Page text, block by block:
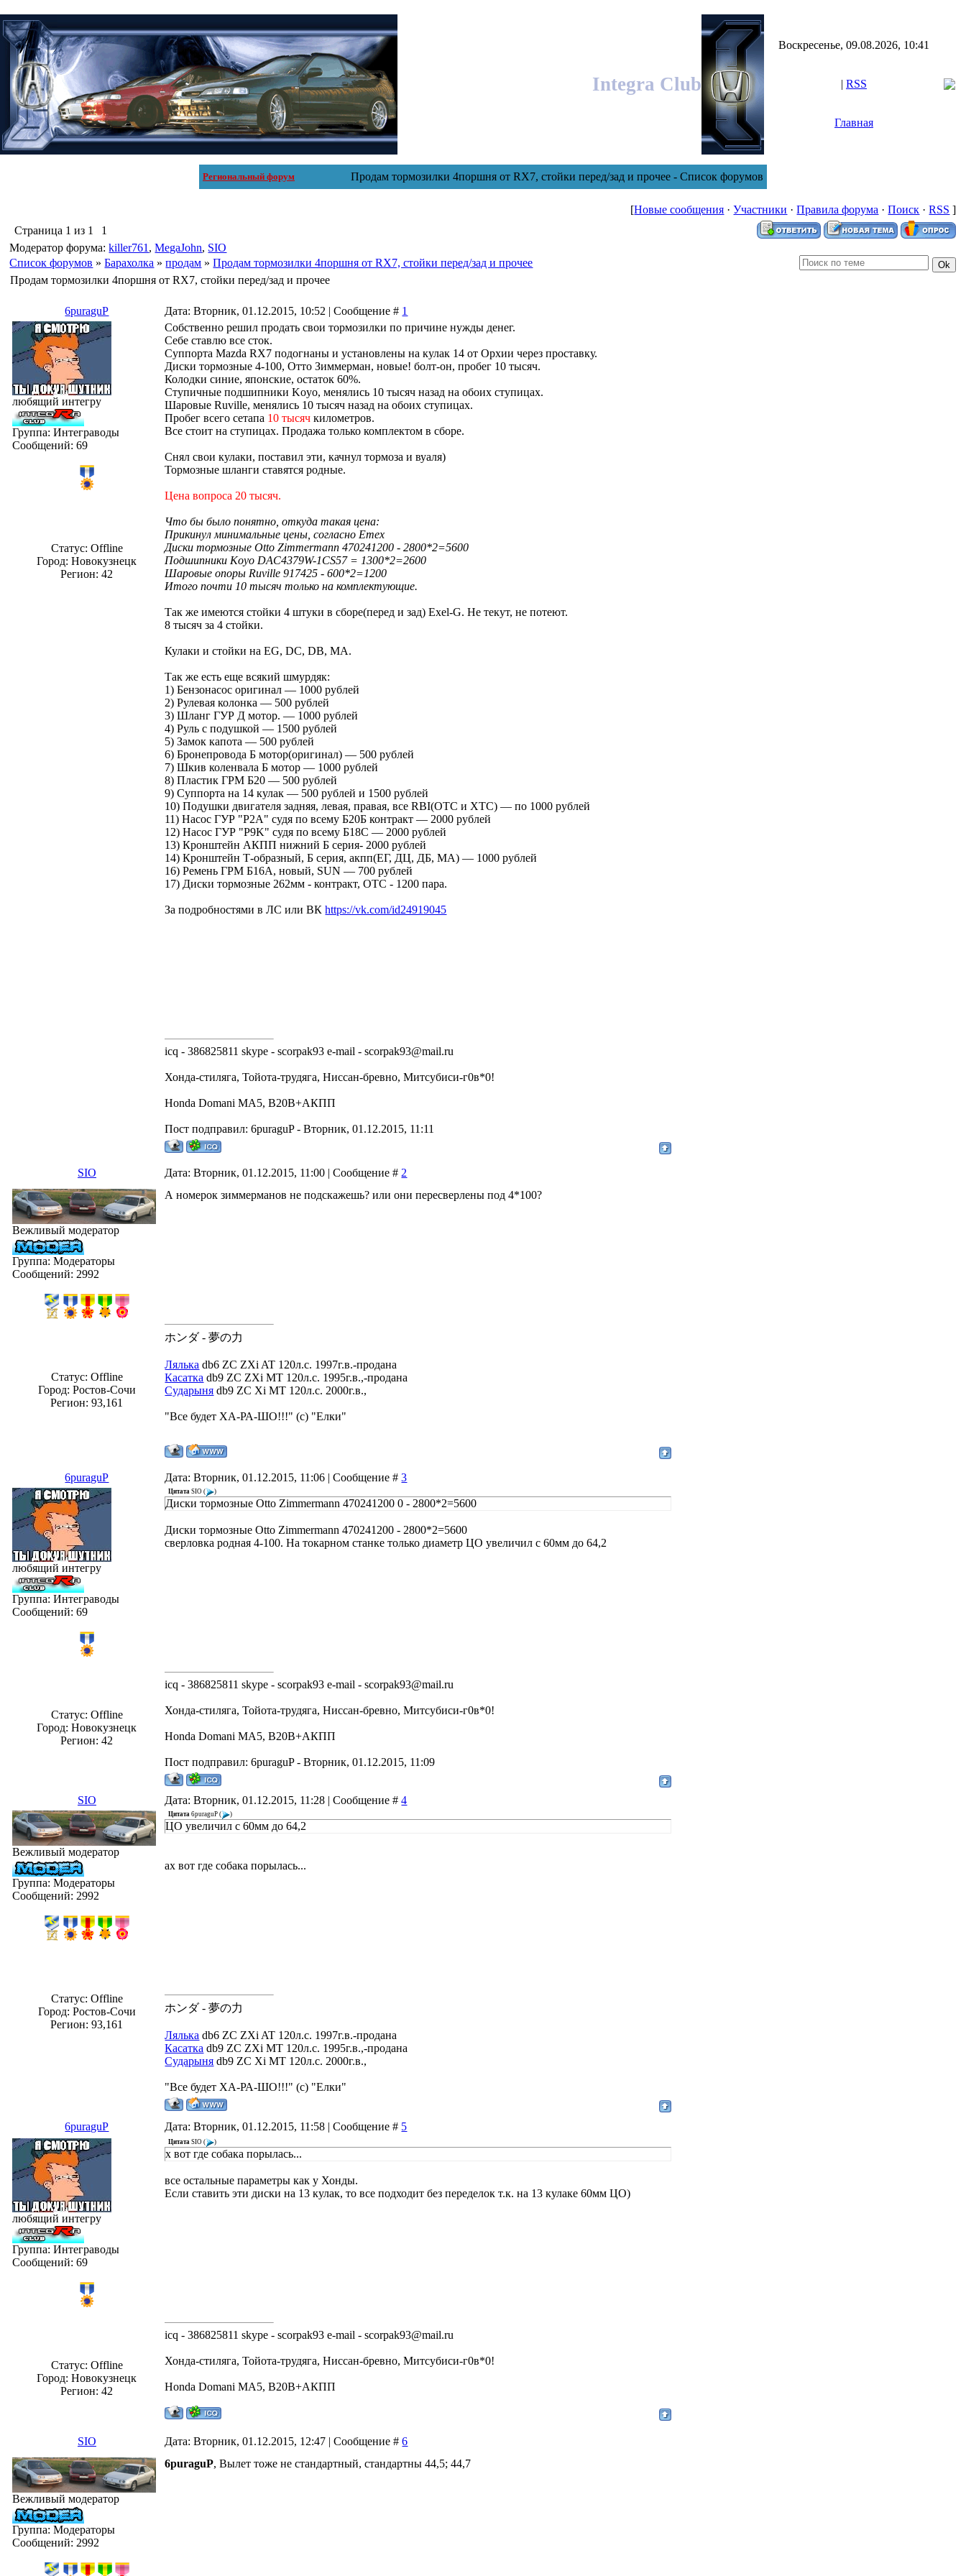
Integra Club
Воскресенье, 09.08.2026, 10:41
| RSS
Главная
Региональный форум Продам тормозилки 4поршня от RX7, стойки перед/зад и прочее - Список форумов
[Новые сообщения ·Участники ·Правила форума ·Поиск ·RSS ]
Страница 1 из 1
1
Модератор форума:killer761 ,MegaJohn, SIO
Список форумов » Барахолка » продам » Продам тормозилки 4поршня от RX7, стойки перед/зад и прочее
Продам тормозилки 4поршня от RX7, стойки перед/зад и прочее
6puraguP Дата: Вторник, 01.12.2015, 10:52 | Сообщение # 1
любящий интегру
Группа: Интеграводы
Сообщений:69
Статус: Offline
Город: Новокузнецк
Регион: 42
Собственно решил продать свои тормозилки по причине нужды денег.
Себе ставлю все сток.
Суппорта Mazda RX7 подогнаны и установлены на кулак 14 от Орхии через проставку.
Диски тормозные 4-100, Отто Зиммерман, новые! болт-он, пробег 10 тысяч.
Колодки синие, японские, остаток 60%.
Ступичные подшипники Koyo, менялись 10 тысяч назад на обоих ступицах.
Шаровые Ruville, менялись 10 тысяч назад на обоих ступицах.
Пробег всего сетапа 10 тысяч километров.
Все стоит на ступицах. Продажа только комплектом в сборе.
Снял свои кулаки, поставил эти, качнул тормоза и вуаля)
Тормозные шланги ставятся родные.
Цена вопроса 20 тысяч.
Что бы было понятно, откуда такая цена:
Прикинул минимальные цены, согласно Emex
Диски тормозные Otto Zimmermann 470241200 - 2800*2=5600
Подшипники Koyo DAC4379W-1CS57 = 1300*2=2600
Шаровые опоры Ruville 917425 - 600*2=1200
Итого почти 10 тысяч только на комплектующие.
Так же имеются стойки 4 штуки в сборе(перед и зад) Exel-G. Не текут, не потеют.
8 тысяч за 4 стойки.
Кулаки и стойки на EG, DC, DB, MA.
Так же есть еще всякий шмурдяк:
1) Бензонасос оригинал — 1000 рублей
2) Рулевая колонка — 500 рублей
3) Шланг ГУР Д мотор. — 1000 рублей
4) Руль с подушкой — 1500 рублей
5) Замок капота — 500 рублей
6) Бронепровода Б мотор(оригинал) — 500 рублей
7) Шкив коленвала Б мотор — 1000 рублей
8) Пластик ГРМ Б20 — 500 рублей
9) Суппорта на 14 кулак — 500 рублей и 1500 рублей
10) Подушки двигателя задняя, левая, правая, все RBI(ОТС и ХТС) — по 1000 рублей
11) Насос ГУР "P2A" судя по всему Б20Б контракт — 2000 рублей
12) Насос ГУР "P9K" судя по всему Б18С — 2000 рублей
13) Кронштейн АКПП нижний Б серия- 2000 рублей
14) Кронштейн Т-образный, Б серия, акпп(ЕГ, ДЦ, ДБ, МА) — 1000 рублей
16) Ремень ГРМ Б16А, новый, SUN — 700 рублей
17) Диски тормозные 262мм - контракт, ОТС - 1200 пара.
За подробностями в ЛС или ВКhttps://vk.com/id24919045
icq - 386825811 skype - scorpak93 e-mail - scorpak93@mail.ru
Хонда-стиляга, Тойота-трудяга, Ниссан-бревно, Митсубиси-г0в*0!
Honda Domani MA5, B20B+АКПП
Пост подправил:6puraguP-Вторник, 01.12.2015, 11:11
SIO Дата: Вторник, 01.12.2015, 11:00 | Сообщение # 2
Вежливый модератор
Группа: Модераторы
Сообщений: 2992
Статус: Offline
Город: Ростов-Сочи
Регион: 93,161
А номерок зиммерманов не подскажешь? или они пересверлены под 4*100?
ホンダ - 夢の力
Лялька db6 ZC ZXi AT 120л.с. 1997г.в.-продана
Касатка db9 ZC ZXi MT 120л.с. 1995г.в.,-продана
Сударыня db9 ZC Xi MT 120л.с. 2000г.в.,
"Все будет ХА-РА-ШО!!!" (с) "Елки"
6puraguP Дата: Вторник, 01.12.2015, 11:06 | Сообщение #3
любящий интегру
Группа: Интеграводы
Сообщений:69
Статус: Offline
Город: Новокузнецк
Регион: 42
Цитата SIO ( )
Диски тормозные Otto Zimmermann 470241200 0 - 2800*2=5600
Диски тормозные Otto Zimmermann 470241200 - 2800*2=5600
сверловка родная 4-100. На токарном станке только диаметр ЦО увеличил с 60мм до 64,2
icq - 386825811 skype - scorpak93 e-mail - scorpak93@mail.ru
Хонда-стиляга, Тойота-трудяга, Ниссан-бревно, Митсубиси-г0в*0!
Honda Domani MA5, B20B+АКПП
Пост подправил:6puraguP-Вторник, 01.12.2015, 11:09
SIO Дата: Вторник, 01.12.2015, 11:28 | Сообщение #4
Вежливый модератор
Группа: Модераторы
Сообщений: 2992
Статус: Offline
Город: Ростов-Сочи
Регион: 93,161
Цитата 6puraguP ( )
ЦО увеличил с 60мм до 64,2
ах вот где собака порылась...
ホンダ - 夢の力
Лялька db6 ZC ZXi AT 120л.с. 1997г.в.-продана
Касатка db9 ZC ZXi MT 120л.с. 1995г.в.,-продана
Сударыня db9 ZC Xi MT 120л.с. 2000г.в.,
"Все будет ХА-РА-ШО!!!" (с) "Елки"
6puraguP Дата: Вторник, 01.12.2015, 11:58 | Сообщение # 5
любящий интегру
Группа: Интеграводы
Сообщений:69
Статус: Offline
Город: Новокузнецк
Регион: 42
Цитата SIO ( )
х вот где собака порылась...
все остальные параметры как у Хонды.
Если ставить эти диски на 13 кулак, то все подходит без переделок т.к. на 13 кулаке 60мм ЦО)
icq - 386825811 skype - scorpak93 e-mail - scorpak93@mail.ru
Хонда-стиляга, Тойота-трудяга, Ниссан-бревно, Митсубиси-г0в*0!
Honda Domani MA5, B20B+АКПП
SIO Дата: Вторник, 01.12.2015, 12:47 | Сообщение #6
Вежливый модератор
Группа: Модераторы
Сообщений: 2992
6puraguP, Вылет тоже не стандартный, стандартны 44,5; 44,7